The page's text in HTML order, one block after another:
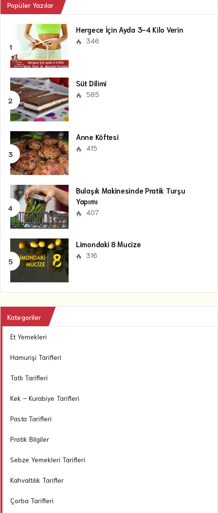
Popüler Yazılar
Hergece İçin Ayda 3-4 Kilo Verin
346
Süt Dilimi
585
Anne Köftesi
415
Bulaşık Makinesinde Pratik Turşu
Yapımı
407
Limondaki 8 Mucize
316
Kategoriler
Et Yemekleri
Hamurişi Tarifleri
Tatlı Tarifleri
Kek – Kurabiye Tarifleri
Pasta Tarifleri
Pratik Bilgiler
Sebze Yemekleri Tarifleri
Kahvaltılık Tarifler
Çorba Tarifleri